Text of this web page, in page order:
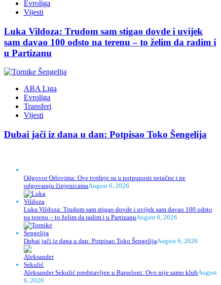
Evroliga
Vijesti
Luka Vildoza: Trudom sam stigao dovde i uvijek
sam davao 100 odsto na terenu – to želim da radim i
u Partizanu
ABA Liga
Evroliga
Transferi
Vijesti
Dubai jači iz dana u dan: Potpisao Toko Šengelija
Odgovor Orlovima: ​Ove tvrdnje su u potpunosti netačne i ne
odgovaraju činjenicamaAugust 6, 2026
Luka Vildoza: Trudom sam stigao dovde i uvijek sam davao 100 odsto
na terenu – to želim da radim i u PartizanuAugust 6, 2026
Dubai jači iz dana u dan: Potpisao Toko ŠengelijaAugust 6, 2026
Aleksander Sekulić predstavljen u Barseloni: Ovo nije samo klubAugust
6, 2026